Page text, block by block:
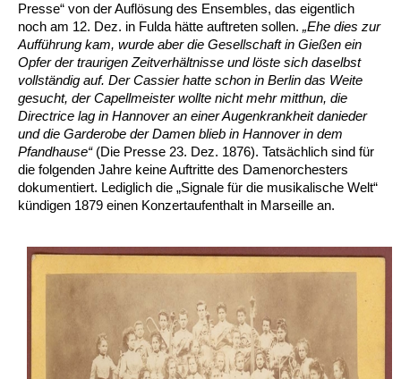
Presse“ von der Auflösung des Ensembles, das eigentlich
noch am 12. Dez. in Fulda hätte auftreten sollen. „Ehe dies zur
Aufführung kam, wurde aber die Gesellschaft in Gießen ein
Opfer der traurigen Zeitverhältnisse und löste sich daselbst
vollständig auf. Der Cassier hatte schon in Berlin das Weite
gesucht, der Capellmeister wollte nicht mehr mitthun, die
Directrice lag in Hannover an einer Augenkrankheit danieder
und die Garderobe der Damen blieb in Hannover in dem
Pfandhause“(Die Presse 23. Dez. 1876). Tatsächlich sind für
die folgenden Jahre keine Auftritte des Damenorchesters
dokumentiert. Lediglich die „Signale für die musikalische Welt“
kündigen 1879 einen Konzertaufenthalt in Marseille an.